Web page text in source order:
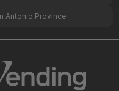
Antonio Province